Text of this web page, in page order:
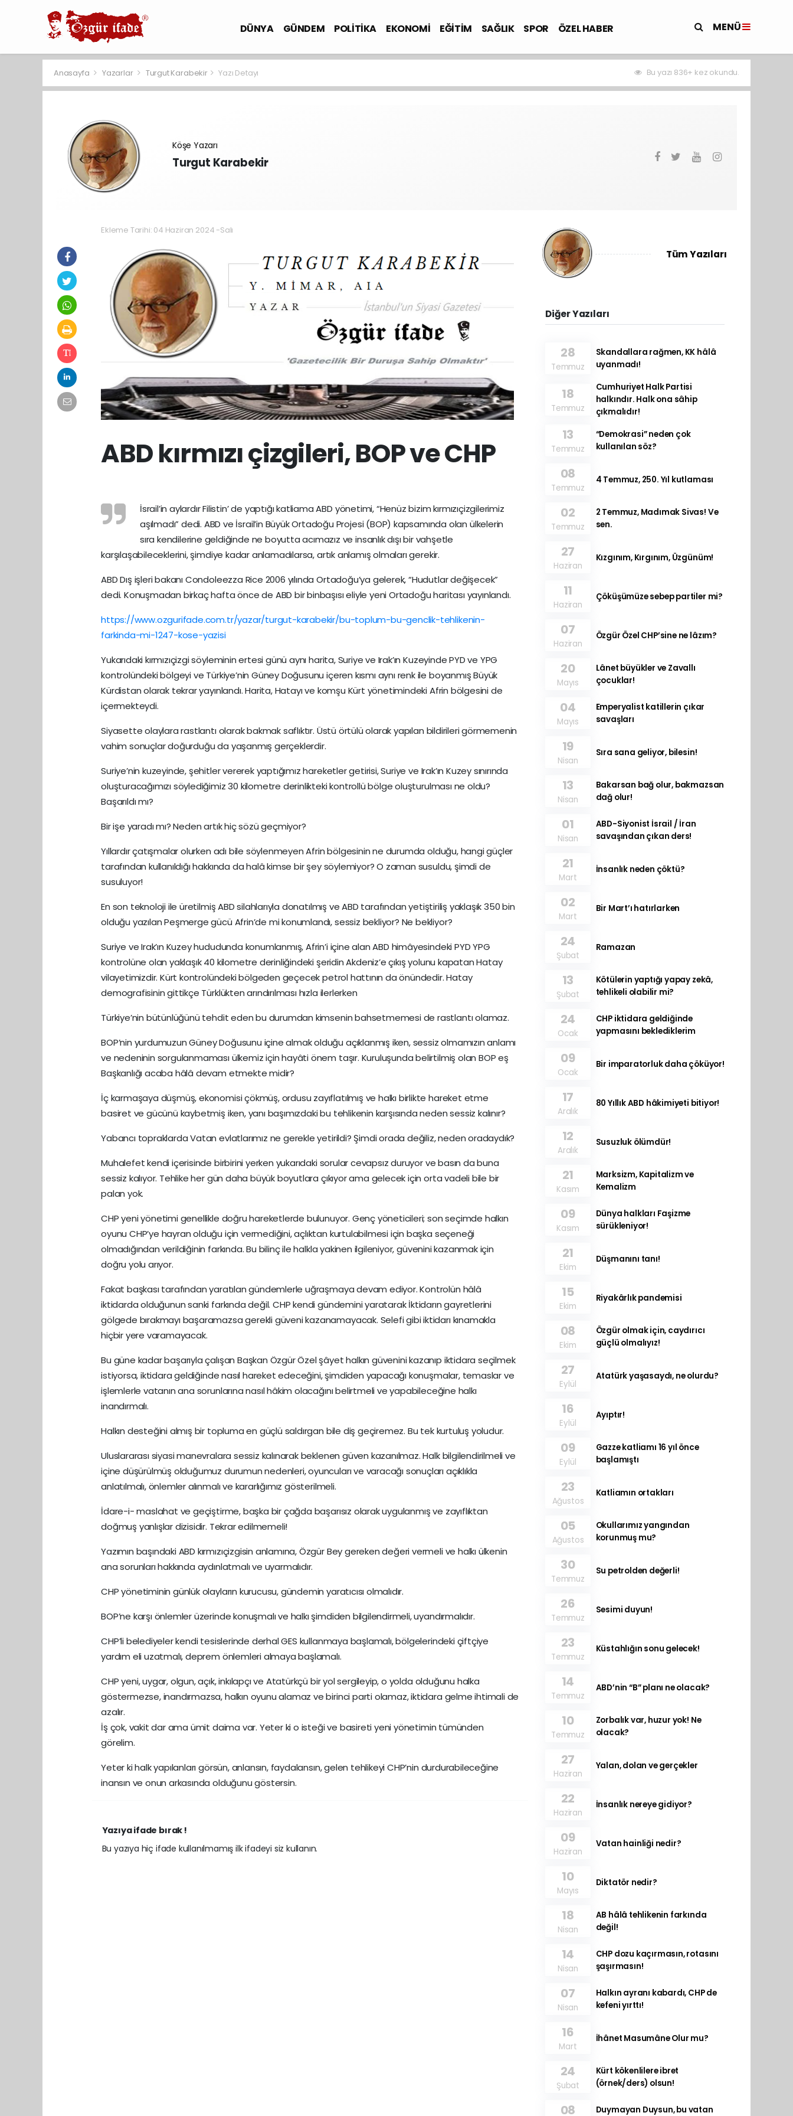
DÜNYA GÜNDEM POLİTİKA EKONOMİ EĞİTİM SAĞLIK SPOR ÖZEL HABER MENÜ
Anasayfa Yazarlar Turgut Karabekir Yazı Detayı Bu yazı 836+ kez okundu.
Köşe Yazarı
Turgut Karabekir
Ekleme Tarihi: 04 Haziran 2024 -Salı
ABD kırmızı çizgileri, BOP ve CHP
İsrail’in aylardır Filistin’ de yaptığı katliama ABD yönetimi, “Henüz bizim kırmızıçizgilerimiz
aşılmadı” dedi. ABD ve İsrail’in Büyük Ortadoğu Projesi (BOP) kapsamında olan ülkelerin
sıra kendilerine geldiğinde ne boyutta acımazız ve insanlık dışı bir vahşetle
karşılaşabileceklerini, şimdiye kadar anlamadılarsa, artık anlamış olmaları gerekir.
ABD Dış işleri bakanı Condoleezza Rice 2006 yılında Ortadoğu’ya gelerek, “Hudutlar değişecek”
dedi. Konuşmadan birkaç hafta önce de ABD bir binbaşısı eliyle yeni Ortadoğu haritası yayınlandı.
https://www.ozgurifade.com.tr/yazar/turgut-karabekir/bu-toplum-bu-genclik-tehlikenin-
farkinda-mi-1247-kose-yazisi
Yukarıdaki kırmızıçizgi söyleminin ertesi günü aynı harita, Suriye ve Irak’ın Kuzeyinde PYD ve YPG
kontrolündeki bölgeyi ve Türkiye’nin Güney Doğusunu içeren kısmı aynı renk ile boyanmış Büyük
Kürdistan olarak tekrar yayınlandı. Harita, Hatayı ve komşu Kürt yönetimindeki Afrin bölgesini de
içermekteydi.
Siyasette olaylara rastlantı olarak bakmak saflıktır. Üstü örtülü olarak yapılan bildirileri görmemenin
vahim sonuçlar doğurduğu da yaşanmış gerçeklerdir.
Suriye’nin kuzeyinde, şehitler vererek yaptığımız hareketler getirisi, Suriye ve Irak’ın Kuzey sınırında
oluşturacağımızı söylediğimiz 30 kilometre derinlikteki kontrollü bölge oluşturulması ne oldu?
Başarıldı mı?
Bir işe yaradı mı? Neden artık hiç sözü geçmiyor?
Yıllardır çatışmalar olurken adı bile söylenmeyen Afrin bölgesinin ne durumda olduğu, hangi güçler
tarafından kullanıldığı hakkında da halâ kimse bir şey söylemiyor? O zaman susuldu, şimdi de
susuluyor!
En son teknoloji ile üretilmiş ABD silahlarıyla donatılmış ve ABD tarafından yetiştiriliş yaklaşık 350 bin
olduğu yazılan Peşmerge gücü Afrin’de mi konumlandı, sessiz bekliyor? Ne bekliyor?
Suriye ve Irak’ın Kuzey hududunda konumlanmış, Afrin’i içine alan ABD himâyesindeki PYD YPG
kontrolüne olan yaklaşık 40 kilometre derinliğindeki şeridin Akdeniz’e çıkış yolunu kapatan Hatay
vilayetimizdir. Kürt kontrolündeki bölgeden geçecek petrol hattının da önündedir. Hatay
demografisinin gittikçe Türklükten arındırılması hızla ilerlerken
Türkiye’nin bütünlüğünü tehdit eden bu durumdan kimsenin bahsetmemesi de rastlantı olamaz.
BOP’nin yurdumuzun Güney Doğusunu içine almak olduğu açıklanmış iken, sessiz olmamızın anlamı
ve nedeninin sorgulanmaması ülkemiz için hayâti önem taşır. Kuruluşunda belirtilmiş olan BOP eş
Başkanlığı acaba hâlâ devam etmekte midir?
İç karmaşaya düşmüş, ekonomisi çökmüş, ordusu zayıflatılmış ve halkı birlikte hareket etme
basiret ve gücünü kaybetmiş iken, yanı başımızdaki bu tehlikenin karşısında neden sessiz kalınır?
Yabancı topraklarda Vatan evlatlarımız ne gerekle yetirildi? Şimdi orada değiliz, neden oradaydık?
Muhalefet kendi içerisinde birbirini yerken yukarıdaki sorular cevapsız duruyor ve basın da buna
sessiz kalıyor. Tehlike her gün daha büyük boyutlara çıkıyor ama gelecek için orta vadeli bile bir
palan yok.
CHP yeni yönetimi genellikle doğru hareketlerde bulunuyor. Genç yöneticileri; son seçimde halkın
oyunu CHP’ye hayran olduğu için vermediğini, açlıktan kurtulabilmesi için başka seçeneği
olmadığından verildiğinin farkında. Bu bilinç ile halkla yakinen ilgileniyor, güvenini kazanmak için
doğru yolu arıyor.
Fakat başkası tarafından yaratılan gündemlerle uğraşmaya devam ediyor. Kontrolün hâlâ
iktidarda olduğunun sanki farkında değil. CHP kendi gündemini yaratarak İktidarın gayretlerini
gölgede bırakmayı başaramazsa gerekli güveni kazanamayacak. Selefi gibi iktidarı kınamakla
hiçbir yere varamayacak.
Bu güne kadar başarıyla çalışan Başkan Özgür Özel şâyet halkın güvenini kazanıp iktidara seçilmek
istiyorsa, iktidara geldiğinde nasıl hareket edeceğini, şimdiden yapacağı konuşmalar, temaslar ve
işlemlerle vatanın ana sorunlarına nasıl hâkim olacağını belirtmeli ve yapabileceğine halkı
inandırmalı.
Halkın desteğini almış bir topluma en güçlü saldırgan bile diş geçiremez. Bu tek kurtuluş yoludur.
Uluslararası siyasi manevralara sessiz kalınarak beklenen güven kazanılmaz. Halk bilgilendirilmeli ve
içine düşürülmüş olduğumuz durumun nedenleri, oyuncuları ve varacağı sonuçları açıklıkla
anlatılmalı, önlemler alınmalı ve kararlığımız gösterilmeli.
İdare-i- maslahat ve geçiştirme, başka bir çağda başarısız olarak uygulanmış ve zayıflıktan
doğmuş yanlışlar dizisidir. Tekrar edilmemeli!
Yazımın başındaki ABD kırmızıçizgisin anlamına, Özgür Bey gereken değeri vermeli ve halkı ülkenin
ana sorunları hakkında aydınlatmalı ve uyarmalıdır.
CHP yönetiminin günlük olayların kurucusu, gündemin yaratıcısı olmalıdır.
BOP’ne karşı önlemler üzerinde konuşmalı ve halkı şimdiden bilgilendirmeli, uyandırmalıdır.
CHP’li belediyeler kendi tesislerinde derhal GES kullanmaya başlamalı, bölgelerindeki çiftçiye
yardım eli uzatmalı, deprem önlemleri almaya başlamalı.
CHP yeni, uygar, olgun, açık, inkılapçı ve Atatürkçü bir yol sergileyip, o yolda olduğunu halka
göstermezse, inandırmazsa, halkın oyunu alamaz ve birinci parti olamaz, iktidara gelme ihtimali de
azalır.
İş çok, vakit dar ama ümit daima var. Yeter ki o isteği ve basireti yeni yönetimin tümünden
görelim.
Yeter ki halk yapılanları görsün, anlansın, faydalansın, gelen tehlikeyi CHP’nin durdurabileceğine
inansın ve onun arkasında olduğunu göstersin.
Yazıya ifade bırak !
Bu yazıya hiç ifade kullanılmamış ilk ifadeyi siz kullanın.
Tüm Yazıları
Diğer Yazıları
28
Temmuz
Skandallara rağmen, KK hâlâ
uyanmadı!
18
Temmuz
Cumhuriyet Halk Partisi
halkındır. Halk ona sâhip
çıkmalıdır!
13
Temmuz
“Demokrasi” neden çok
kullanılan söz?
08
Temmuz
4 Temmuz, 250. Yıl kutlaması
02
Temmuz
2 Temmuz, Madımak Sivas! Ve
sen.
27
Haziran
Kızgınım, Kırgınım, Üzgünüm!
11
Haziran
Çöküşümüze sebep partiler mi?
07
Haziran
Özgür Özel CHP’sine ne lâzım?
20
Mayıs
Lânet büyükler ve Zavallı
çocuklar!
04
Mayıs
Emperyalist katillerin çıkar
savaşları
19
Nisan
Sıra sana geliyor, bilesin!
13
Nisan
Bakarsan bağ olur, bakmazsan
dağ olur!
01
Nisan
ABD-Siyonist İsrail / İran
savaşından çıkan ders!
21
Mart
İnsanlık neden çöktü?
02
Mart
Bir Mart’ı hatırlarken
24
Şubat
Ramazan
13
Şubat
Kötülerin yaptığı yapay zekâ,
tehlikeli olabilir mi?
24
Ocak
CHP iktidara geldiğinde
yapmasını beklediklerim
09
Ocak
Bir imparatorluk daha çöküyor!
17
Aralık
80 Yıllık ABD hâkimiyeti bitiyor!
12
Aralık
Susuzluk ölümdür!
21
Kasım
Marksizm, Kapitalizm ve
Kemalizm
09
Kasım
Dünya halkları Faşizme
sürükleniyor!
21
Ekim
Düşmanını tanı!
15
Ekim
Riyakârlık pandemisi
08
Ekim
Özgür olmak için, caydırıcı
güçlü olmalıyız!
27
Eylül
Atatürk yaşasaydı, ne olurdu?
16
Eylül
Ayıptır!
09
Eylül
Gazze katliamı 16 yıl önce
başlamıştı
23
Ağustos
Katliamın ortakları
05
Ağustos
Okullarımız yangından
korunmuş mu?
30
Temmuz
Su petrolden değerli!
26
Temmuz
Sesimi duyun!
23
Temmuz
Küstahlığın sonu gelecek!
14
Temmuz
ABD’nin “B” planı ne olacak?
10
Temmuz
Zorbalık var, huzur yok! Ne
olacak?
27
Haziran
Yalan, dolan ve gerçekler
22
Haziran
İnsanlık nereye gidiyor?
09
Haziran
Vatan hainliği nedir?
10
Mayıs
Diktatör nedir?
18
Nisan
AB hâlâ tehlikenin farkında
değil!
14
Nisan
CHP dozu kaçırmasın, rotasını
şaşırmasın!
07
Nisan
Halkın ayranı kabardı, CHP de
kefeni yırttı!
16
Mart
İhânet Masumâne Olur mu?
24
Şubat
Kürt kökenlilere ibret
(örnek/ders) olsun!
08 Duymayan Duysun, bu vatan